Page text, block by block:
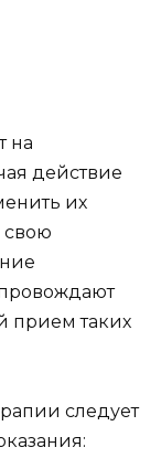
на
действие
их
свою
прием таких
следует